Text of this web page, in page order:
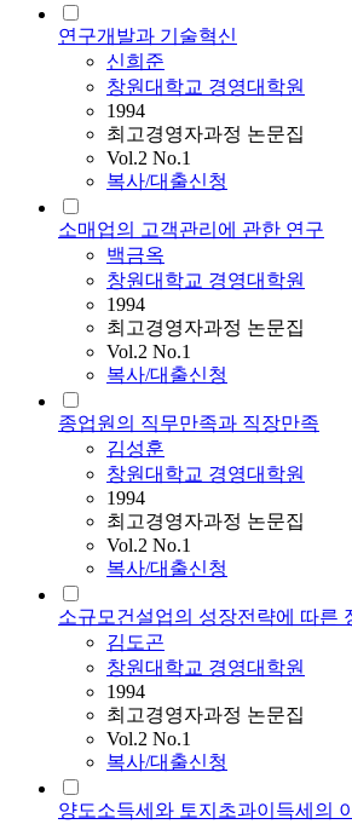
연구개발과 기술혁신
신희준
창원대학교 경영대학원
1994
최고경영자과정 논문집
Vol.2 No.1
복사/대출신청
소매업의 고객관리에 관한 연구
백금옥
창원대학교 경영대학원
1994
최고경영자과정 논문집
Vol.2 No.1
복사/대출신청
종업원의 직무만족과 직장만족
김성훈
창원대학교 경영대학원
1994
최고경영자과정 논문집
Vol.2 No.1
복사/대출신청
소규모건설업의 성장전략에 따른
김도곤
창원대학교 경영대학원
1994
최고경영자과정 논문집
Vol.2 No.1
복사/대출신청
양도소득세와 토지초과이득세의